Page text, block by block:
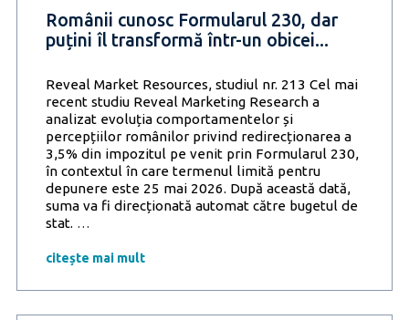
Românii cunosc Formularul 230, dar
puțini îl transformă într-un obicei...
Reveal Market Resources, studiul nr. 213 Cel mai
recent studiu Reveal Marketing Research a
analizat evoluția comportamentelor și
percepțiilor românilor privind redirecționarea a
3,5% din impozitul pe venit prin Formularul 230,
în contextul în care termenul limită pentru
depunere este 25 mai 2026. După această dată,
suma va fi direcționată automat către bugetul de
stat. …
Formularul
dar
citește mai mult